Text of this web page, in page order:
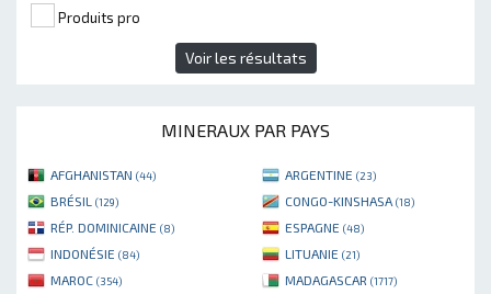
Produits pro
Voir les résultats
MINERAUX PAR PAYS
AFGHANISTAN (44) ARGENTINE (23)
BRÉSIL (129) CONGO-KINSHASA (18)
RÉP. DOMINICAINE (8) ESPAGNE (48)
INDONÉSIE (84) LITUANIE (21)
MAROC (354) MADAGASCAR (1717)